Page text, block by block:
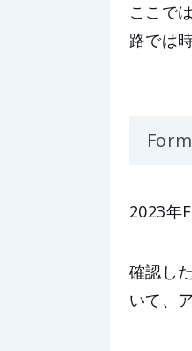
ここで
路では
2023年
確認し
いて、